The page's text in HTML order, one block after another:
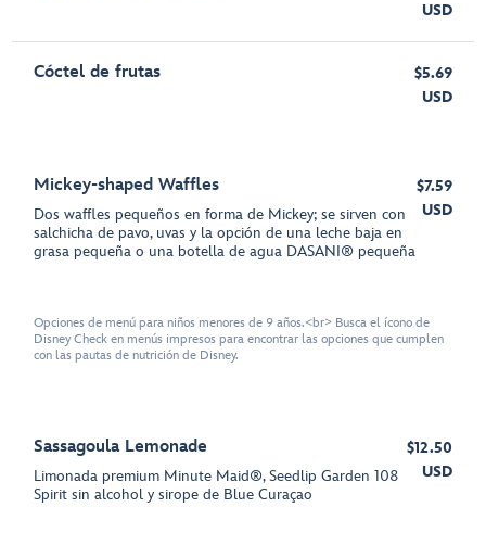
USD
Cóctel de frutas
$5.69
USD
Mickey-shaped Waffles
Dos waffles pequeños en forma de Mickey; se sirven con
salchicha de pavo, uvas y la opción de una leche baja en
grasa pequeña o una botella de agua DASANI® pequeña
$7.59
USD
Opciones de menú para niños menores de 9 años.<br> Busca el ícono de
Disney Check en menús impresos para encontrar las opciones que cumplen
con las pautas de nutrición de Disney.
Sassagoula Lemonade
Limonada premium Minute Maid®, Seedlip Garden 108
Spirit sin alcohol y sirope de Blue Curaçao
$12.50
USD